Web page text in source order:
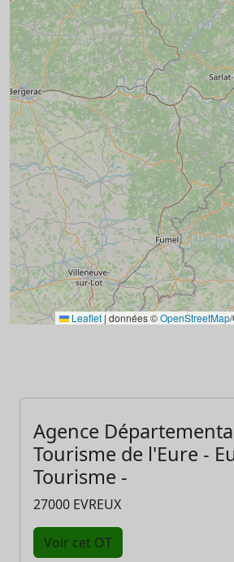
Leaflet | données ©OpenStreetMap
Agence
Tourisme de l'Eure -
Tourisme -
27000 EVREUX
Voir cet OT